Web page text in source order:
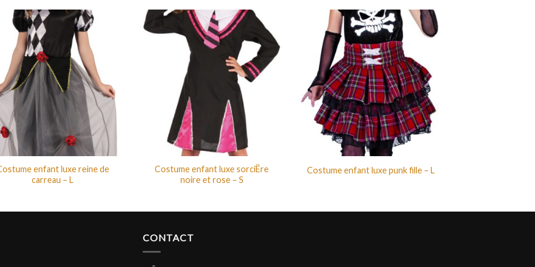
enfant luxe reine de
carreau – L
Costume enfant luxe sorciËre
noire et rose – S
Costume enfant luxe punk fille – L
CONTACT